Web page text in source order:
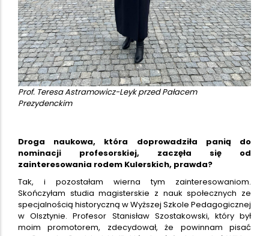
Prof. Teresa Astramowicz-Leyk przed Pałacem
Prezydenckim
Droga naukowa, która doprowadziła panią do
nominacji profesorskiej, zaczęła się od
zainteresowania rodem Kulerskich, prawda?
Tak, i pozostałam wierna tym zainteresowaniom.
Skończyłam studia magisterskie z nauk społecznych ze
specjalnością historyczną w Wyższej Szkole Pedagogicznej
w Olsztynie. Profesor Stanisław Szostakowski, który był
moim promotorem, zdecydował, że powinnam pisać